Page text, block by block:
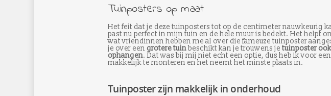
Tuinposters op maat
Het feit dat je deze tuinposters tot op de centimeter nauwkeurig
past nu perfect in mijn tuin en de hele muur is bedekt. Het helpt
wat vriendinnen hebben me al over die fameuze tuinposter
je over een grotere tuinbeschikt kan je trouwens je tuinposter
ophangen. Dat was bij mij niet echt een optie, dus heb ik voor
makkelijk te monteren en het neemt het minste plaats in.
Tuinposter zijn makkelijk in onderhoud